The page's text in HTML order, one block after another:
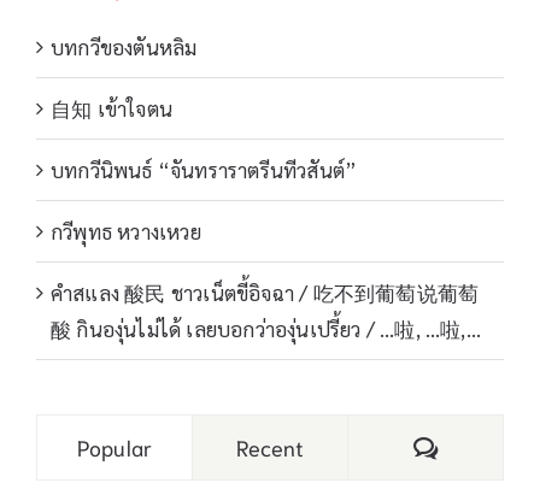
บทกวีของตันหลิม
自知 เข้าใจตน
บทกวีนิพนธ์ “จันทราราตรีนทีวสันต์”
กวีพุทธ หวางเหวย
คำสแลง 酸民 ชาวเน็ตขี้อิจฉา / 吃不到葡萄说葡萄
酸 กินองุ่นไม่ได้ เลยบอกว่าองุ่นเปรี้ยว / …啦, …啦,…
Popular Recent Comments